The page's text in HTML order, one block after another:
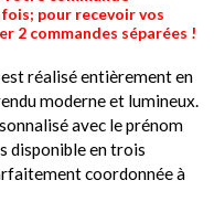
pour recevoir vos
2 commandes séparées !
réalisé entièrement en
moderne et lumineux.
avec le prénom
disponible en trois
coordonnée à